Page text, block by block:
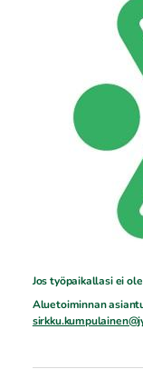
Jos työpaikallasi ei
Aluetoiminnan